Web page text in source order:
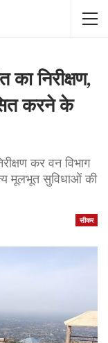
का निरीक्षण,
करने के
कर वन विभाग
मूलभूत सुविधाओं की
सीकर